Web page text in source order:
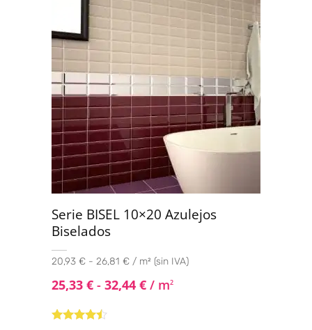
Serie BISEL 10×20 Azulejos
Biselados
20,93 € - 26,81 € / m² (sin IVA)
25,33 € - 32,44 € / m2